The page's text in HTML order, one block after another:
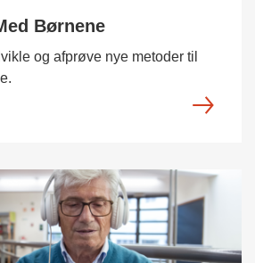
Børnene
og afprøve nye metoder til